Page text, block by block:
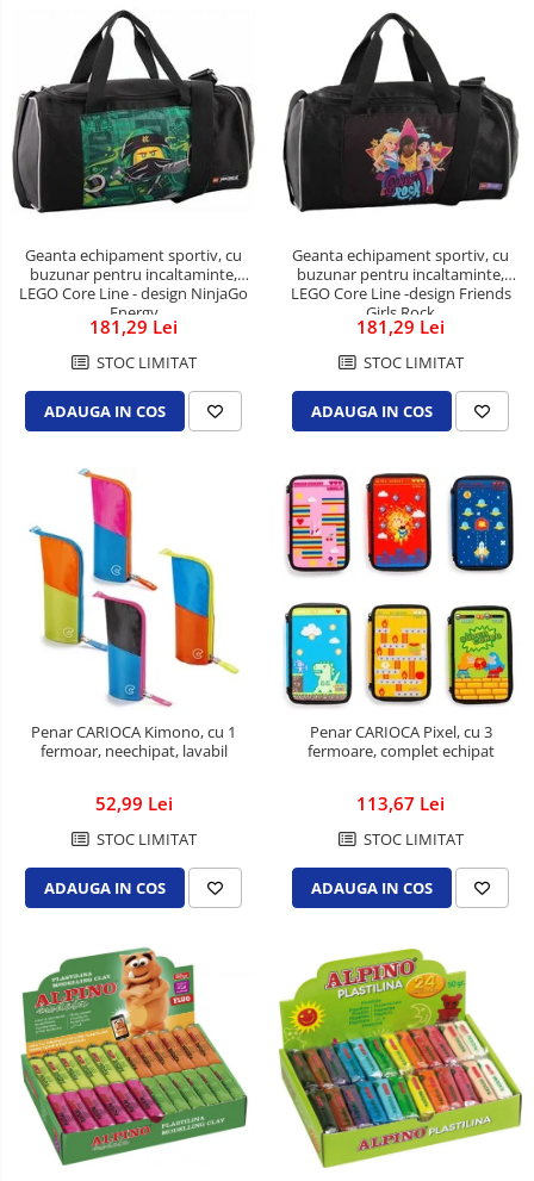
Table din pluta
Table magnetice si plannere
Clasificatoare si vestiare
Covorase protectie podea
Cuiere
Dulapuri metalice
Mobilier de birou
Panouri pentru chei
Rafturi arhivare
Scaune operationale pentru birou
Scaune vizitator
Suporturi ergonomice
Accesorii protocol
Ambalare
Articole pentru menaj
Becuri si prelungitoare
Benzi adezive speciale
Bureti de vase
Cosuri gunoi pentru birou
Cosuri pentru colectare selectiva
Detergenti geamuri
Detergenti pentru baie
Detergenti pentru bucatarie
Detergenti pentru pardoseli
Detergenti pentru textile
Dispensere baie si bucatarie
Hartie igienica
Lavete
Marcare si etichetare
Odorizante
Prosoape din hartie
Saci menajeri
Geanta echipament sportiv, cu
buzunar pentru incaltaminte,
LEGO Core Line - design NinjaGo
Energy
181,29 Lei
STOC LIMITAT
ADAUGA IN COS
Geanta echipament sportiv, cu
buzunar pentru incaltaminte,
LEGO Core Line -design Friends
Girls Rock
181,29 Lei
STOC LIMITAT
ADAUGA IN COS
Penar CARIOCA Kimono, cu 1
fermoar, neechipat, lavabil
52,99 Lei
STOC LIMITAT
ADAUGA IN COS
Penar CARIOCA Pixel, cu 3
fermoare, complet echipat
113,67 Lei
STOC LIMITAT
ADAUGA IN COS